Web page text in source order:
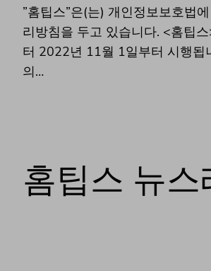
”홈팁스”은(는) 개인정보보호법
리방침을 두고 있습니다. <홈팁
터 2022년 11월 1일부터 시행됩
의…
홈팁스 뉴스